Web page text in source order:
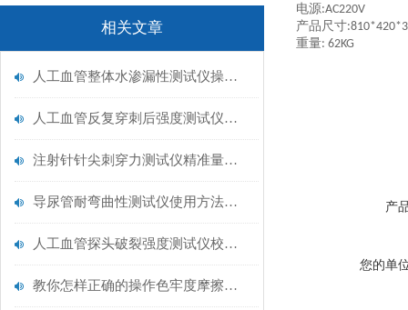
相关文章
人工血管整体水渗漏性测试仪操作中最容易出错的步骤
人工血管反复穿刺后强度测试仪是什么？透析患者的“生命管“质量靠它把关！
注射针针尖刺穿力测试仪精准量化针尖锋利度，构筑临床安全防线
导尿管耐弯曲性测试仪使用方法与操作规范
人工血管探头破裂强度测试仪校准规范：精准赋能医疗安全的技术基准
教你怎样正确的操作色牢度摩擦测试机
电源:AC220V
产品尺寸:81
重量: 62KG
产
您的单